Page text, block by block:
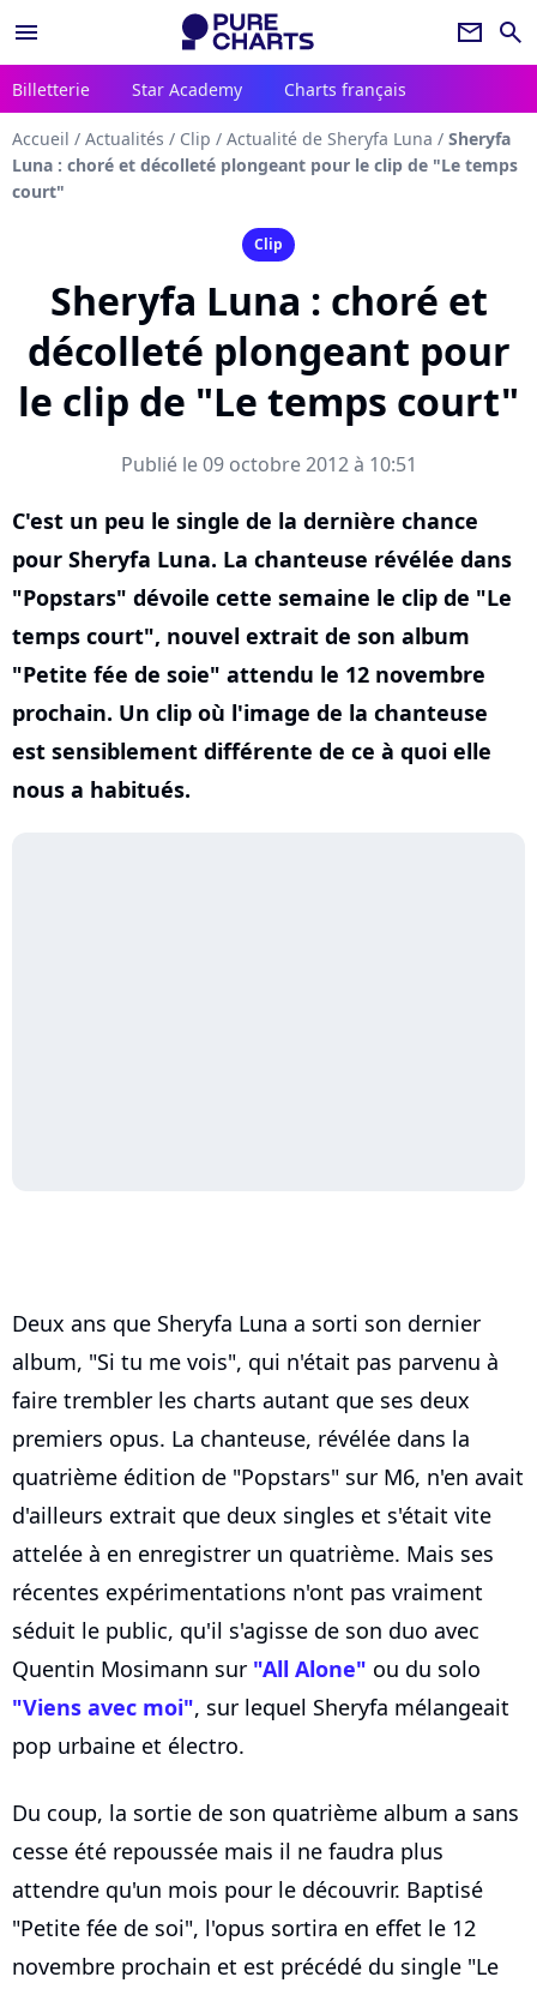
menu newsletter search
Billetterie Star Academy Charts français
Accueil / Actualités / Clip / Actualité de Sheryfa Luna / Sheryfa
Luna : choré et décolleté plongeant pour le clip de "Le temps
court"
Clip
Sheryfa Luna : choré et
décolleté plongeant pour
le clip de "Le temps court"
Publié le 09 octobre 2012 à 10:51
C'est un peu le single de la dernière chance
pour Sheryfa Luna. La chanteuse révélée dans
"Popstars" dévoile cette semaine le clip de "Le
temps court", nouvel extrait de son album
"Petite fée de soie" attendu le 12 novembre
prochain. Un clip où l'image de la chanteuse
est sensiblement différente de ce à quoi elle
nous a habitués.
Deux ans que Sheryfa Luna a sorti son dernier
album, "Si tu me vois", qui n'était pas parvenu à
faire trembler les charts autant que ses deux
premiers opus. La chanteuse, révélée dans la
quatrième édition de "Popstars" sur M6, n'en avait
d'ailleurs extrait que deux singles et s'était vite
attelée à en enregistrer un quatrième. Mais ses
récentes expérimentations n'ont pas vraiment
séduit le public, qu'il s'agisse de son duo avec
Quentin Mosimann sur "All Alone" ou du solo
"Viens avec moi", sur lequel Sheryfa mélangeait
pop urbaine et électro.
Du coup, la sortie de son quatrième album a sans
cesse été repoussée mais il ne faudra plus
attendre qu'un mois pour le découvrir. Baptisé
"Petite fée de soi", l'opus sortira en effet le 12
novembre prochain et est précédé du single "Le